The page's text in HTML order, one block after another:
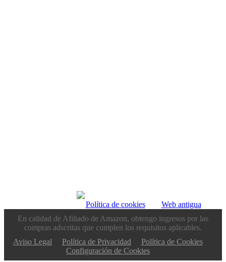
Política de cookies— Web antigua
En calidad de Afiliado de Amazon, obtengo ingresos por las
compras adscritas que cumplen los requisitos aplicables.
Aviso Legal
Política de Privacidad
Política de Cookies
Configuración de Cookies